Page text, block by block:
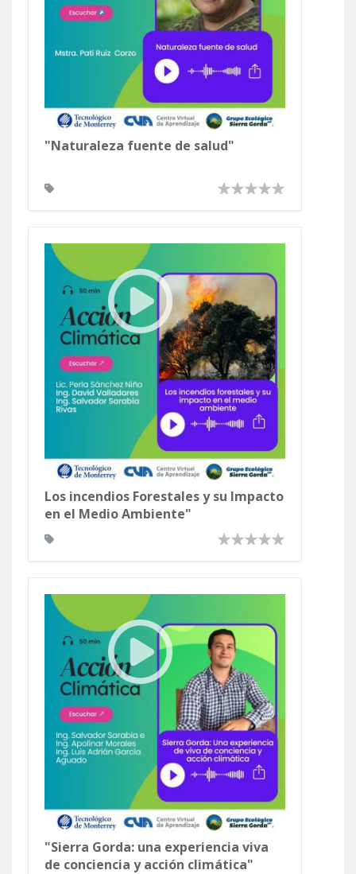
"Naturaleza fuente de salud"
Los incendios Forestales y su Impacto
en el Medio Ambiente"
"Sierra Gorda: una experiencia viva
de conciencia y acción climática"